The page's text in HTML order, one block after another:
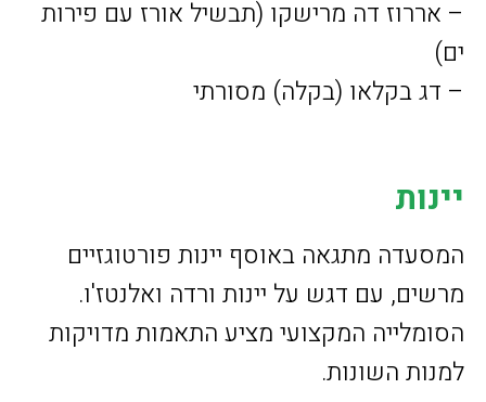
– אררוז דה מרישקו (תבשיל אורז עם פירות
ים)
– דג בקלאו (בקלה) מסורתי
יינות
המסעדה מתגאה באוסף יינות פורטוגזיים
מרשים, עם דגש על יינות ורדה ואלנטז'ו.
הסומלייה המקצועי מציע התאמות מדויקות
למנות השונות.